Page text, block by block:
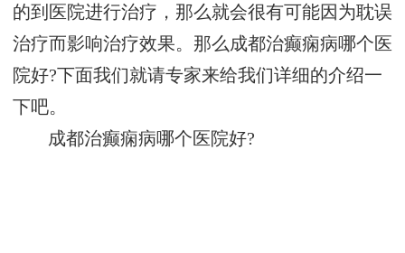
的到医院进行治疗，那么就会很有可能因为耽误
治疗而影响治疗效果。那么成都治癫痫病哪个医
院好?下面我们就请专家来给我们详细的介绍一
下吧。
成都治癫痫病哪个医院好?